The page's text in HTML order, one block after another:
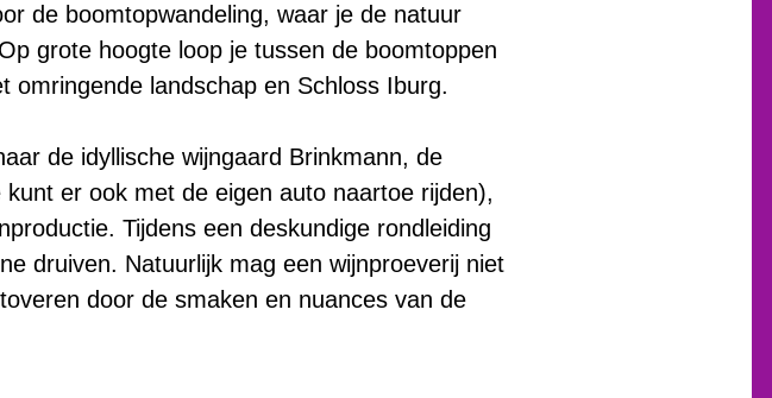
de boomtopwandeling, waar je de natuur
grote hoogte loop je tussen de boomtoppen
omringende landschap en Schloss Iburg.
de idyllische wijngaard Brinkmann, de
er ook met de eigen auto naartoe rijden),
Tijdens een deskundige rondleiding
druiven. Natuurlijk mag een wijnproeverij niet
door de smaken en nuances van de